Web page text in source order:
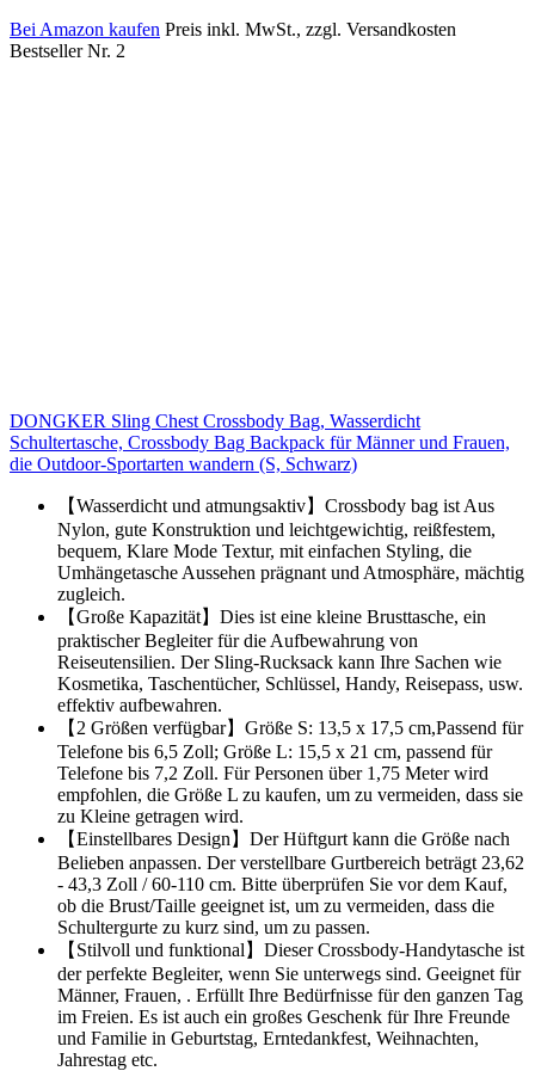
Bei Amazon kaufen Preis inkl. MwSt., zzgl. Versandkosten
Bestseller Nr. 2
DONGKER Sling Chest Crossbody Bag, Wasserdicht
Schultertasche, Crossbody Bag Backpack für Männer und Frauen,
die Outdoor-Sportarten wandern (S, Schwarz)
【Wasserdicht und atmungsaktiv】Crossbody bag ist Aus
Nylon, gute Konstruktion und leichtgewichtig, reißfestem,
bequem, Klare Mode Textur, mit einfachen Styling, die
Umhängetasche Aussehen prägnant und Atmosphäre, mächtig
zugleich.
【Große Kapazität】Dies ist eine kleine Brusttasche, ein
praktischer Begleiter für die Aufbewahrung von
Reiseutensilien. Der Sling-Rucksack kann Ihre Sachen wie
Kosmetika, Taschentücher, Schlüssel, Handy, Reisepass, usw.
effektiv aufbewahren.
【2 Größen verfügbar】Größe S: 13,5 x 17,5 cm,Passend für
Telefone bis 6,5 Zoll; Größe L: 15,5 x 21 cm, passend für
Telefone bis 7,2 Zoll. Für Personen über 1,75 Meter wird
empfohlen, die Größe L zu kaufen, um zu vermeiden, dass sie
zu Kleine getragen wird.
【Einstellbares Design】Der Hüftgurt kann die Größe nach
Belieben anpassen. Der verstellbare Gurtbereich beträgt 23,62
- 43,3 Zoll / 60-110 cm. Bitte überprüfen Sie vor dem Kauf,
ob die Brust/Taille geeignet ist, um zu vermeiden, dass die
Schultergurte zu kurz sind, um zu passen.
【Stilvoll und funktional】Dieser Crossbody-Handytasche ist
der perfekte Begleiter, wenn Sie unterwegs sind. Geeignet für
Männer, Frauen, . Erfüllt Ihre Bedürfnisse für den ganzen Tag
im Freien. Es ist auch ein großes Geschenk für Ihre Freunde
und Familie in Geburtstag, Erntedankfest, Weihnachten,
Jahrestag etc.